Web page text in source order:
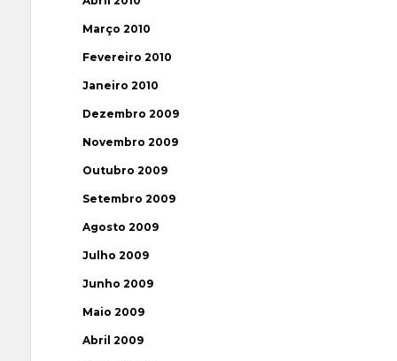
Março 2010
Fevereiro 2010
Janeiro 2010
Dezembro 2009
Novembro 2009
Outubro 2009
Setembro 2009
Agosto 2009
Julho 2009
Junho 2009
Maio 2009
Abril 2009